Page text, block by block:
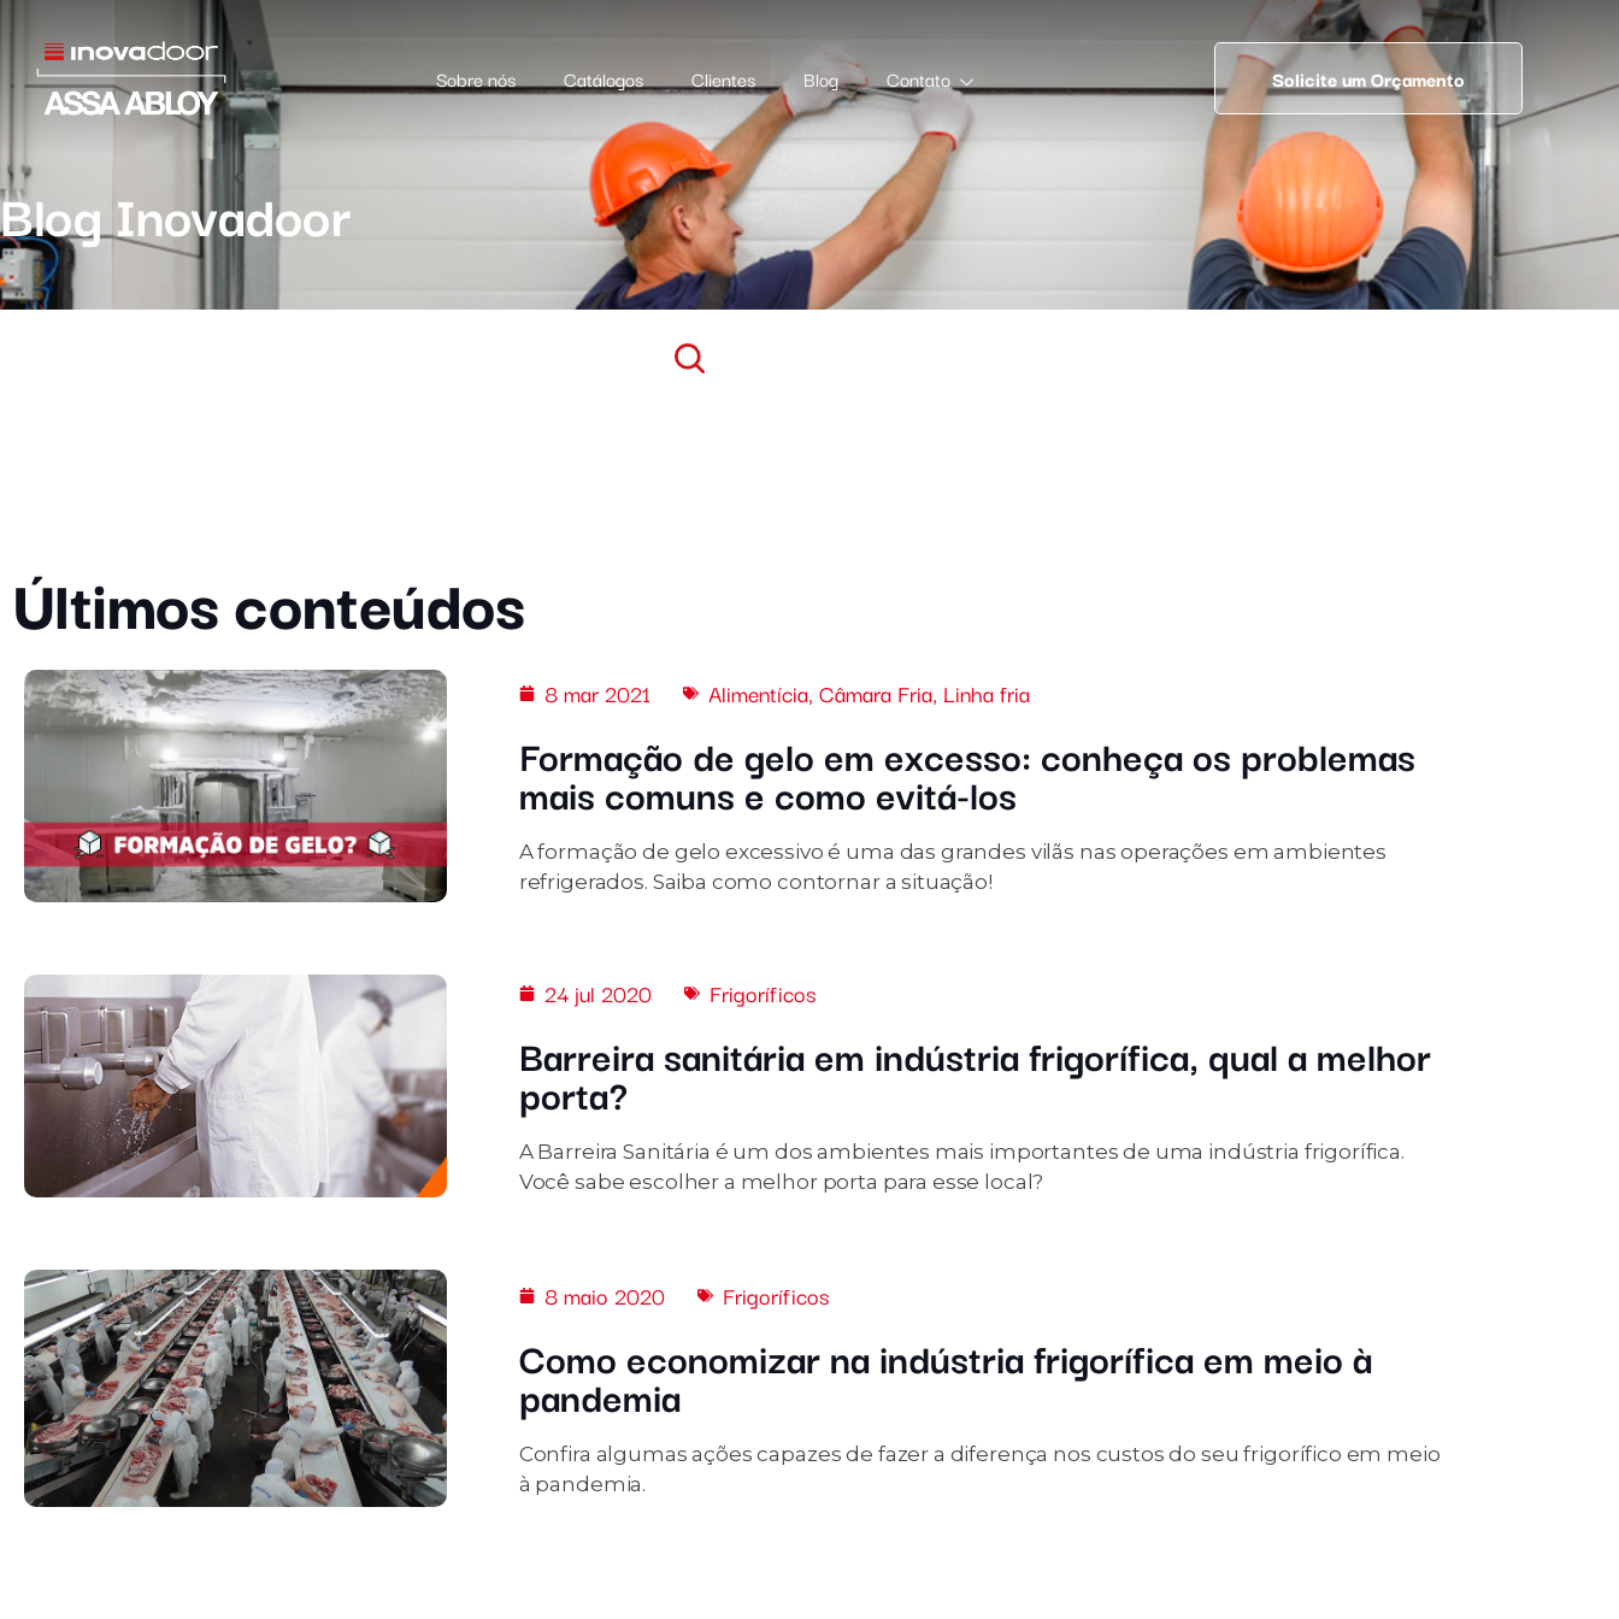
Sobre nós Catálogos Clientes Blog Contato Solicite um Orçamento
Blog Inovadoor
Últimos conteúdos
8 mar 2021 Alimentícia, Câmara Fria, Linha fria
Formação de gelo em excesso: conheça os problemas
mais comuns e como evitá-los
A formação de gelo excessivo é uma das grandes vilãs nas operações em ambientes
refrigerados. Saiba como contornar a situação!
24 jul 2020 Frigoríficos
Barreira sanitária em indústria frigorífica, qual a melhor
porta?
A Barreira Sanitária é um dos ambientes mais importantes de uma indústria frigorífica.
Você sabe escolher a melhor porta para esse local?
8 maio 2020 Frigoríficos
Como economizar na indústria frigorífica em meio à
pandemia
Confira algumas ações capazes de fazer a diferença nos custos do seu frigorífico em meio
à pandemia.